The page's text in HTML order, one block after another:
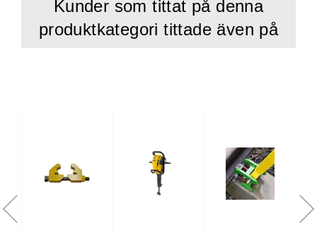
Kunder som tittat på denna
produktkategori tittade även på